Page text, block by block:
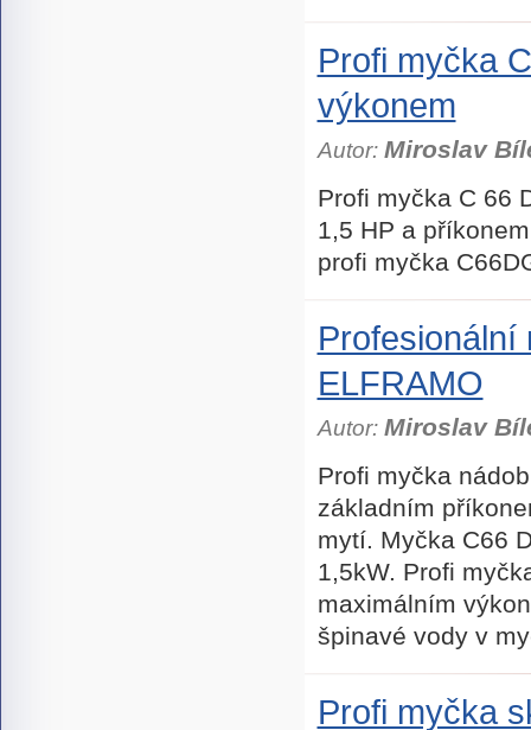
Profi myčka
výkonem
Autor: Miroslav
Profi myčka C 66
1,5 HP a
profi myčka
Profesionální
ELFRAMO
Autor: Miroslav
Profi myčka
základním
mytí. Myčka C66
1,5kW. Profi
maximálním
špinavé vody v
Profi myčka